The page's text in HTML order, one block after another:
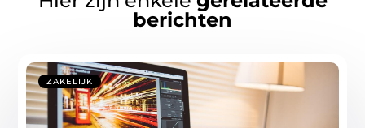
berichten
ZAKELIJK